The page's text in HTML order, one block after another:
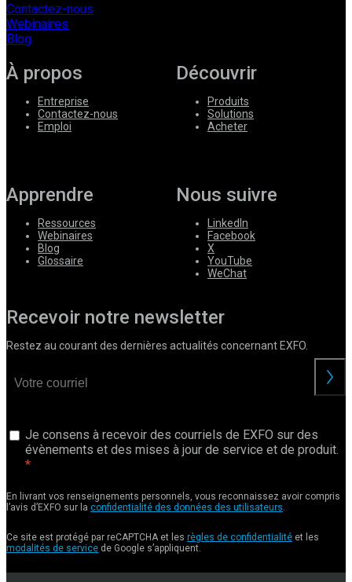
Contactez-nous
Webinaires
Blog
À propos
Entreprise
Contactez-nous
Emploi
Découvrir
Produits
Solutions
Acheter
Apprendre
Ressources
Webinaires
Blog
Glossaire
Nous suivre
LinkedIn
Facebook
X
YouTube
WeChat
Recevoir notre newsletter
Restez au courant des dernières actualités concernant EXFO.
Je consens à recevoir des courriels de EXFO sur des
évènements et des mises à jour de service et de produit.
En livrant vos renseignements personnels, vous reconnaissez avoir compris
l’avis d’EXFO sur la confidentialité des données des utilisateurs.
Ce site est protégé par reCAPTCHA et les règles de confidentialité et les
modalités de service de Google s’appliquent.